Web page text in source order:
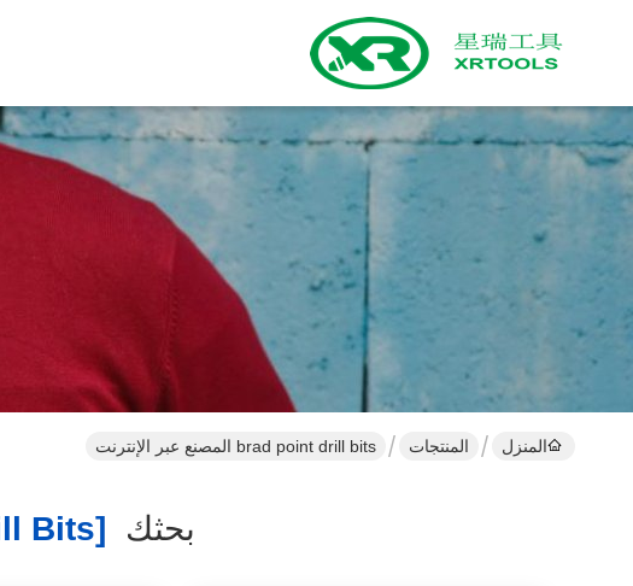
المنزل المنتجات brad point drill bits المصنع عبر الإنترنت
بحثك [brad Point Drill Bits ]